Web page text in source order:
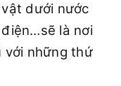
dưới nước
là nơi
với những thứ